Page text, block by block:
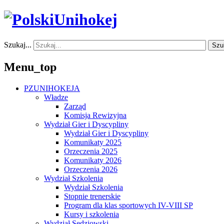
Szukaj...
Menu_top
PZUNIHOKEJA
Władze
Zarząd
Komisja Rewizyjna
Wydział Gier i Dyscypliny
Wydział Gier i Dyscypliny
Komunikaty 2025
Orzeczenia 2025
Komunikaty 2026
Orzeczenia 2026
Wydział Szkolenia
Wydział Szkolenia
Stopnie trenerskie
Program dla klas sportowych IV-VIII SP
Kursy i szkolenia